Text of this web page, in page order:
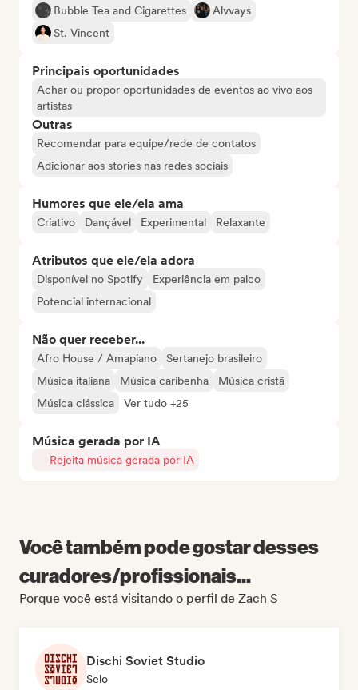
Bubble Tea and Cigarettes
Alvvays
St. Vincent
Principais oportunidades
Achar ou propor oportunidades de eventos ao vivo aos
artistas
Outras
Recomendar para equipe/rede de contatos
Adicionar aos stories nas redes sociais
Humores que ele/ela ama
Criativo Dançável Experimental Relaxante
Atributos que ele/ela adora
Disponível no Spotify
Experiência em palco
Potencial internacional
Não quer receber...
Afro House / Amapiano
Sertanejo brasileiro
Música italiana
Música caribenha
Música cristã
Música clássica
Ver tudo +25
Música gerada por IA
Rejeita música gerada por IA
Você também pode gostar desses
curadores/profissionais...
Porque você está visitando o perfil de Zach S
Dischi Soviet Studio
Selo